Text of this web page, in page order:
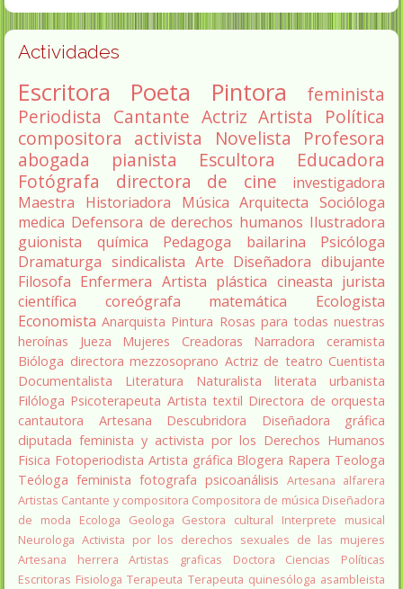
Actividades
Escritora Poeta Pintora
feminista
Periodista Cantante Actriz Artista
Política
compositora activista Novelista
Profesora
abogada
pianista Escultora
Educadora
Fotógrafa
directora de cine
investigadora
Maestra
Historiadora Música Arquitecta Socióloga
medica Defensora de derechos humanos Ilustradora
guionista
química Pedagoga bailarina
Psicóloga
Dramaturga sindicalista Arte Diseñadora dibujante
Filosofa Enfermera Artista plástica cineasta jurista
científica
coreógrafa matemática
Ecologista
Economista Anarquista Pintura Rosas para todas nuestras
heroínas
Jueza Mujeres Creadoras Narradora
ceramista
Bióloga directora mezzosoprano Actriz de teatro Cuentista
Documentalista
Literatura Naturalista literata
urbanista
Filóloga Psicoterapeuta Artista textil Directora de orquesta
cantautora
Artesana Descubridora
Diseñadora gráfica
diputada feminista y activista por los Derechos Humanos
Fisica Fotoperiodista Artista gráfica Blogera Rapera Teologa
Teóloga feminista fotografa psicoanálisis Artesana alfarera
Artistas Cantante y compositora Compositora de música Diseñadora
de moda
Ecologa Geologa Gestora cultural
Interprete musical
Neurologa Activista por los derechos sexuales de las mujeres
Artesana herrera
Artistas graficas
Doctora Ciencias Políticas
Escritoras Fisiologa Terapeuta Terapeuta quinesóloga asambleista